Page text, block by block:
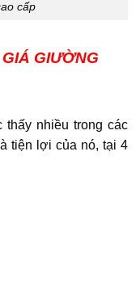
cấp
GIƯỜNG
nhiều trong các
tiện lợi của nó, tại 4